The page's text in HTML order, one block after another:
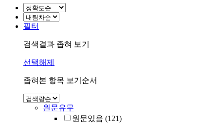
필터
검색결과 좁혀 보기
선택해제
좁혀본 항목 보기순서
원문유무
원문있음 (121)